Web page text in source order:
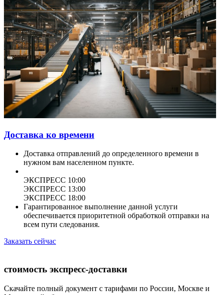
Доставка ко времени
Доставка отправлений до определенного времени в
нужном вам населенном пункте.
ЭКСПРЕСС 10:00
ЭКСПРЕСС 13:00
ЭКСПРЕСС 18:00
Гарантированное выполнение данной услуги
обеспечивается приоритетной обработкой отправки на
всем пути следования.
Заказать сейчас
стоимость экспресс-доставки
Скачайте полный документ с тарифами по России, Москве и